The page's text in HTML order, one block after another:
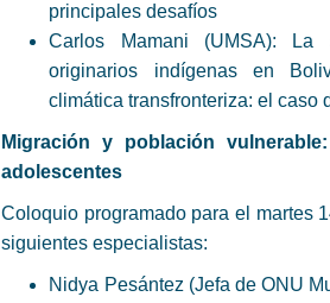
principales desafíos
Carlos Mamani (UMSA):
originarios indígenas en
climática transfronteriza: el caso
Migración y población
adolescentes
Coloquio programado para el martes
siguientes especialistas:
Nidya Pesántez (Jefa de ONU